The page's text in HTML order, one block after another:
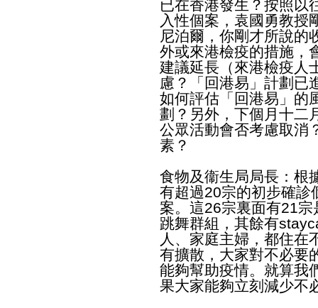
已在香港發生？按照以
入性個案，袁國勇教授
尼泊爾，你剛才所說的
外或來港檢疫的措施，
建議延長（來港檢疫人
慮？「回港易」計劃已
如何評估「回港易」的
劃？另外，下個月十二
公眾活動會否考慮取消
素？
食物及衞生局局長：根
有超過20宗的初步確診
案。這26宗裏面有21
跳舞群組，其餘有
人、家庭主婦，都住在
有擴散，大家對不必要
能夠幫助疫情。就算我
果大家能夠立刻減少不